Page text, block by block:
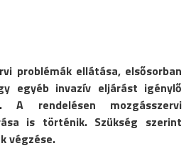
problémák ellátása, elsősorban
egyéb invazív eljárást igénylő
A rendelésen mozgásszervi
is történik. Szükség szerint
végzése.